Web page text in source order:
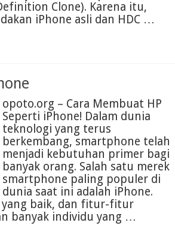
Clone). Karena itu,
iPhone asli dan HDC …
opoto.org – Cara Membuat HP
Seperti iPhone! Dalam dunia
teknologi yang terus
berkembang, smartphone telah
menjadi kebutuhan primer bagi
banyak orang. Salah satu merek
smartphone paling populer di
dunia saat ini adalah iPhone.
yang baik, dan fitur-fitur
banyak individu yang …